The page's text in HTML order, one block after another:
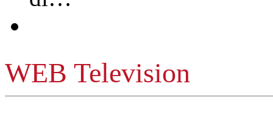
WEB Television